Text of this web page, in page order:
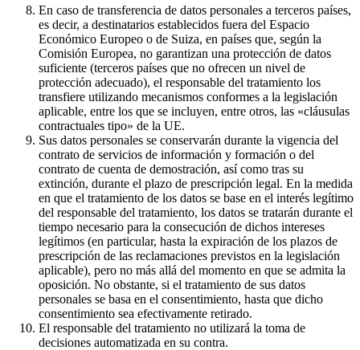
En caso de transferencia de datos personales a terceros países,
es decir, a destinatarios establecidos fuera del Espacio
Económico Europeo o de Suiza, en países que, según la
Comisión Europea, no garantizan una protección de datos
suficiente (terceros países que no ofrecen un nivel de
protección adecuado), el responsable del tratamiento los
transfiere utilizando mecanismos conformes a la legislación
aplicable, entre los que se incluyen, entre otros, las «cláusulas
contractuales tipo» de la UE.
Sus datos personales se conservarán durante la vigencia del
contrato de servicios de información y formación o del
contrato de cuenta de demostración, así como tras su
extinción, durante el plazo de prescripción legal. En la medida
en que el tratamiento de los datos se base en el interés legítimo
del responsable del tratamiento, los datos se tratarán durante el
tiempo necesario para la consecución de dichos intereses
legítimos (en particular, hasta la expiración de los plazos de
prescripción de las reclamaciones previstos en la legislación
aplicable), pero no más allá del momento en que se admita la
oposición. No obstante, si el tratamiento de sus datos
personales se basa en el consentimiento, hasta que dicho
consentimiento sea efectivamente retirado.
El responsable del tratamiento no utilizará la toma de
decisiones automatizada en su contra.